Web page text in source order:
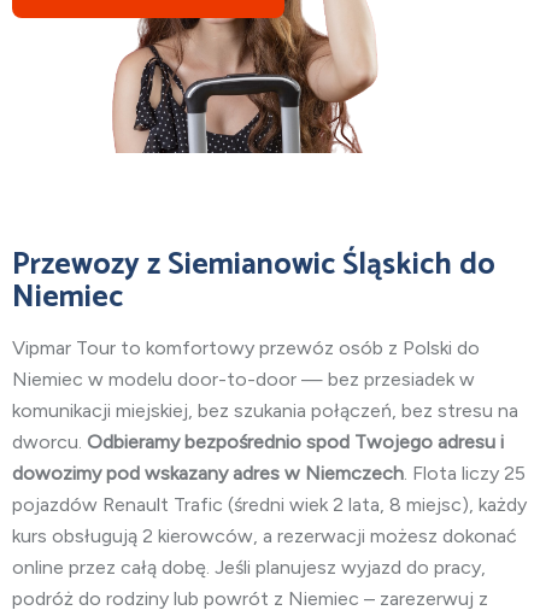
Przewozyz Siemianowic Śląskich do
Niemiec
Vipmar Tour to komfortowy przewóz osób z Polski do
Niemiec w modelu door-to-door — bez przesiadek w
komunikacji miejskiej, bez szukania połączeń, bez stresu na
dworcu. Odbieramy bezpośrednio spod Twojego adresu i
dowozimy pod wskazany adres w Niemczech . Flota liczy 25
pojazdów Renault Trafic (średni wiek 2 lata, 8 miejsc), każdy
kurs obsługują 2 kierowców, a rezerwacji możesz dokonać
online przez całą dobę. Jeśli planujesz wyjazd do pracy,
podróż do rodziny lub powrót z Niemiec – zarezerwuj z